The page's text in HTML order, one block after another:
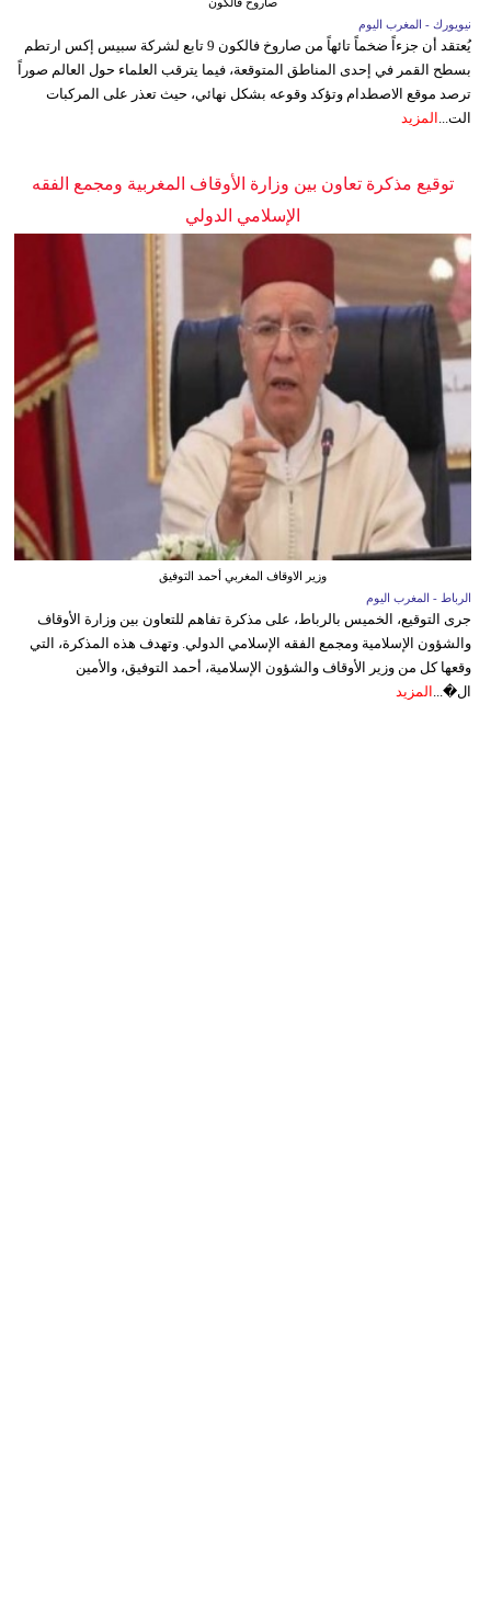
نيويورك - المغرب اليوم
يُعتقد أن جزءاً ضخماً تائهاً من صاروخ فالكون 9 تابع لشركة سبيس إكس ارتطم
بسطح القمر في إحدى المناطق المتوقعة، فيما يترقب العلماء حول العالم صوراً
ترصد موقع الاصطدام وتؤكد وقوعه بشكل نهائي، حيث تعذر على المركبات
الت...
المزيد
توقيع مذكرة تعاون بين وزارة الأوقاف المغربية ومجمع الفقه
الإسلامي الدولي
وزير الاوقاف المغربي أحمد التوفيق
الرباط - المغرب اليوم
جرى التوقيع، الخميس بالرباط، على مذكرة تفاهم للتعاون بين وزارة الأوقاف
والشؤون الإسلامية ومجمع الفقه الإسلامي الدولي. وتهدف هذه المذكرة، التي
وقعها كل من وزير الأوقاف والشؤون الإسلامية، أحمد التوفيق، والأمين
ال�... المزيد